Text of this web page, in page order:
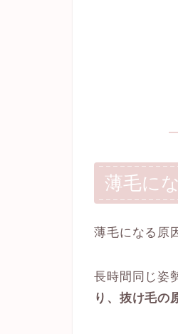
薄毛に
薄毛になる原
長時間同じ姿
り、抜け毛の